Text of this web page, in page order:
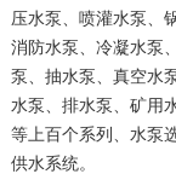
压水泵、喷灌水泵、
消防水泵、冷凝水泵
泵、抽水泵、真空水
水泵、排水泵、矿用
等上百个系列、水泵
供水系统。